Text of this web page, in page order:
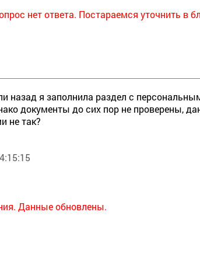
нет ответа. Постараемся уточнить в
назад я заполнила раздел с
документы до сих пор не проверены,
не так?
Данные обновлены.